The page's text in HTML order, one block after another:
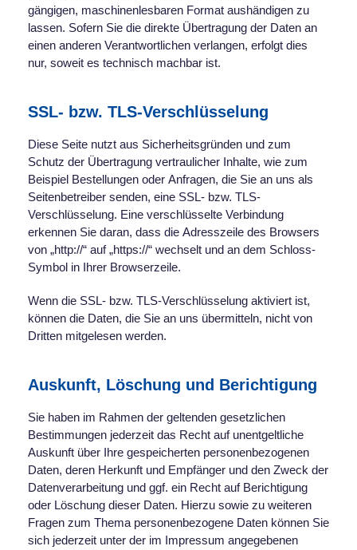
gängigen, maschinenlesbaren Format aushändigen zu
lassen. Sofern Sie die direkte Übertragung der Daten an
einen anderen Verantwortlichen verlangen, erfolgt dies
nur, soweit es technisch machbar ist.
SSL- bzw. TLS-Verschlüsselung
Diese Seite nutzt aus Sicherheitsgründen und zum
Schutz der Übertragung vertraulicher Inhalte, wie zum
Beispiel Bestellungen oder Anfragen, die Sie an uns als
Seitenbetreiber senden, eine SSL- bzw. TLS-
Verschlüsselung. Eine verschlüsselte Verbindung
erkennen Sie daran, dass die Adresszeile des Browsers
von „http://“ auf „https://“ wechselt und an dem Schloss-
Symbol in Ihrer Browserzeile.
Wenn die SSL- bzw. TLS-Verschlüsselung aktiviert ist,
können die Daten, die Sie an uns übermitteln, nicht von
Dritten mitgelesen werden.
Auskunft, Löschung und Berichtigung
Sie haben im Rahmen der geltenden gesetzlichen
Bestimmungen jederzeit das Recht auf unentgeltliche
Auskunft über Ihre gespeicherten personenbezogenen
Daten, deren Herkunft und Empfänger und den Zweck der
Datenverarbeitung und ggf. ein Recht auf Berichtigung
oder Löschung dieser Daten. Hierzu sowie zu weiteren
Fragen zum Thema personenbezogene Daten können Sie
sich jederzeit unter der im Impressum angegebenen